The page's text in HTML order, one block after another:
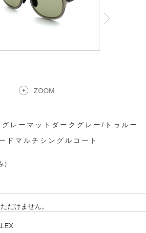
ZOOM
ーマットダークグレー/トゥルー
ドマルチシングルコート
）
だけません。